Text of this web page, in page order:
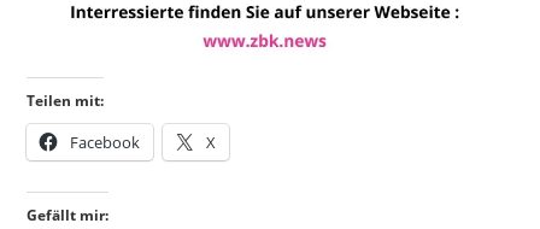
Teilen mit:
Facebook X
Gefällt mir: